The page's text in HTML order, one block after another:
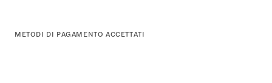
METODI DI PAGAMENTO ACCETTATI